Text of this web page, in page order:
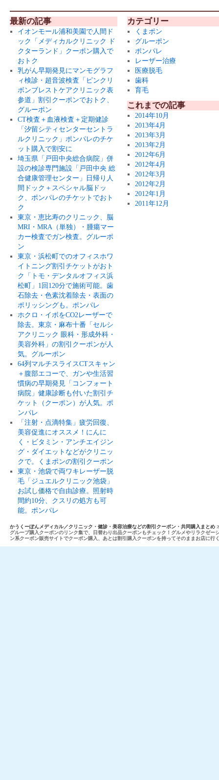
最新の記事
イオンモール浦和美園で人間ド
ック「メディカルクリニック ド
クターランド」クーポン購入で
おトク
乳がん早期発見にマンモグラフ
ィ検診・超音波検査「ピンクリ
ボンブレストケアクリニック表
参道」割引クーポンでおトク、
グルーポン
CT検査＋血液検査＋定期健診
「汐留シティセンターセントラ
ルクリニック」ポンパレのチケ
ット購入で割安に
埼玉県「戸田中央総合病院」併
設の検診専門施設「戸田中央 総
合健康管理センター」日帰り人
間ドック＋スペシャル脳ドッ
ク、ポンパレのチケットでおト
ク
東京・恵比寿のクリニック、脳
MRI・MRA（単独）・腫瘍マー
カー検査でガン検査。グルーポ
ン
東京・浜松町でのオフィスホワ
イトニング割引チケットがおト
ク「トモ・デンタルオフィス浜
松町」1回120分で施術可能。歯
石除去・色素沈着除去・表面の
ポリッシングも。ポンパレ
ホクロ・イボをCO2レーザーで
除去。東京・麻布十番「セルシ
アクリニック 眼科・形成外科・
美容外科」の割引クーポンが人
気。グルーポン
64列マルチスライスCTスキャン
＋腹部エコーで、ガンや生活習
慣病の早期発見「コンフォート
病院」健康診断も付いた割引チ
ケット（クーポン）が人気。ポ
ンパレ
「注射・点滴特集」疲労回復、
美容促進にオススメ！にんに
く・ビタミン・アンチエイジン
グ・ダイエットなどがクリニッ
クで。くまポンの割引クーポン
東京・池袋で両ワキレーザー脱
毛「ジュエルクリニック池袋」
お試し価格で自由診療。照射時
間約10分、クスリの処方も可
能。ポンパレ
カテゴリー
くまポン
グルーポン
ポンパレ
レーザー治療
医療脱毛
歯科
育毛
これまでの記事
2014年10月
2013年4月
2013年3月
2013年2月
2012年6月
2012年4月
2012年3月
2012年2月
2012年1月
2011年12月
かうくーぽんメディカル／クリニック・健診・美容治療などの割引クーポン・共同購入まとめ
グループ購入クーポンのリンク集で、日替わり出品クーポンもチェック！グルメやリラクゼ
ン系クーポン販売サイトでクーポン購入、あとは割引購入クーポンを持ってそのままお店に行